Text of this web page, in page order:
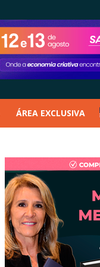
ÁREA EXCLUSIVA